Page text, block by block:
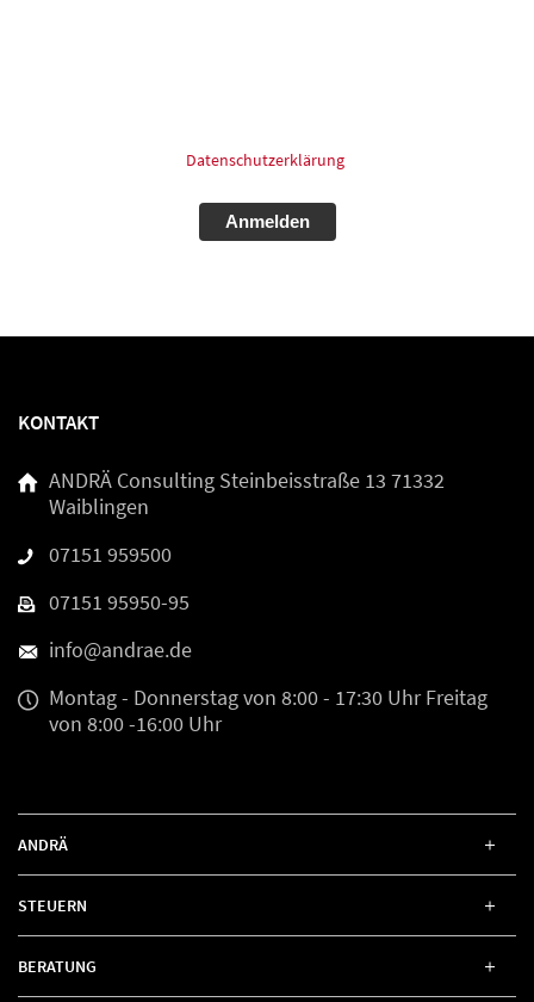
Datenschutzerklärung
KONTAKT
ANDRÄ Consulting Steinbeisstraße 13 71332
Waiblingen
07151 959500
07151 95950-95
info@andrae.de
Montag - Donnerstagvon 8:00 - 17:30 UhrFreitag
von 8:00 -16:00 Uhr
ANDRÄ
STEUERN
BERATUNG